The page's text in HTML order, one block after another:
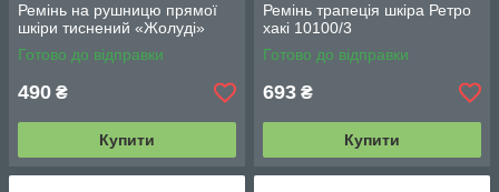
Ремінь на рушницю прямої
шкіри тиснений «Жолуді»
Готово до відправки
490 ₴
Купити
Ремінь трапеція шкіра Ретро
хакі 10100/3
Готово до відправки
693 ₴
Купити